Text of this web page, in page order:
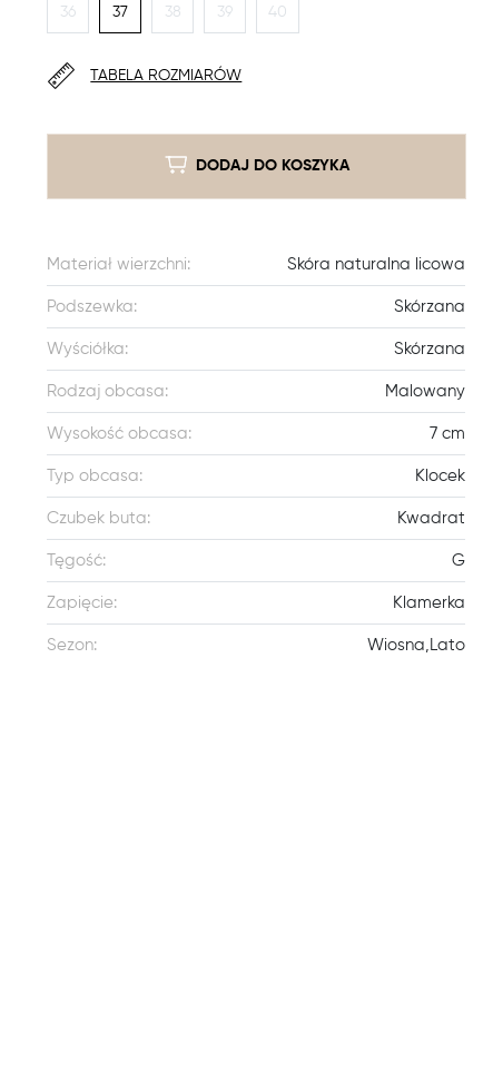
36 37 38 39 40
TABELA ROZMIARÓW
DODAJ DO KOSZYKA
Materiał wierzchni: Skóra naturalna licowa
Podszewka: Skórzana
Wyściółka: Skórzana
Rodzaj obcasa: Malowany
Wysokość obcasa: 7 cm
Typ obcasa: Klocek
Czubek buta: Kwadrat
Tęgość: G
Zapięcie: Klamerka
Sezon: Wiosna,Lato